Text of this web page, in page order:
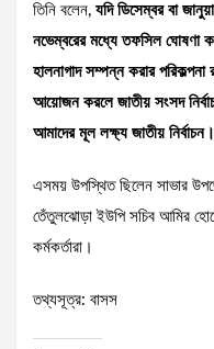
তিনি বলেন, যদি ডিসেম্বর বা
নভেম্বরের মধ্যে তফসিল ঘোষণা
হালনাগাদ সম্পন্ন করার
আয়োজন করলে জাতীয় সংসদ
আমাদের মূল লক্ষ্য জাতীয় নির্বাচন।
এসময় উপস্থিত ছিলেন সাভার
তেঁতুলঝোড়া ইউপি সচিব আমির
কর্মকর্তারা।
তথ্যসূত্র: বাসস